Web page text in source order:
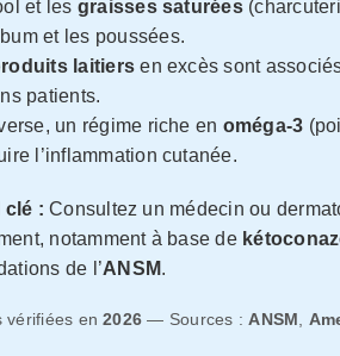
et les graisses saturées
et les poussées.
laitiers en excès sont
patients.
un régime riche en oméga-3
l’inflammation cutanée.
clé : Consultez un médecin ou
notamment à base de
de l’ANSM.
vérifiées en2026 — Sources :ANSM ,